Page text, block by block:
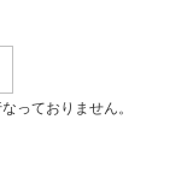
っておりません。